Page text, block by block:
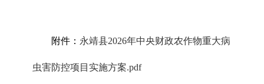
附件： 永靖县2026年中央财政农作物重大病
虫害防控项目实施方案.pdf